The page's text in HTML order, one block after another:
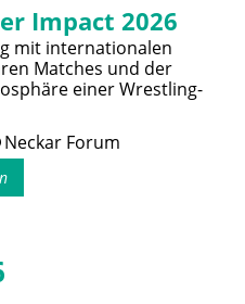
Impact 2026
mit internationalen
Matches und der
einer Wrestling-
Neckar Forum